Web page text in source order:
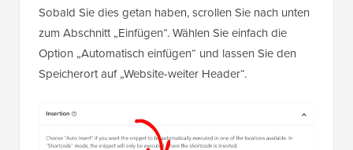
Speicherort auf „Website-weiter Header“.